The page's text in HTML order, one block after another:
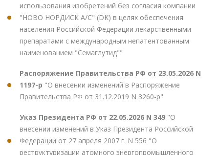
использования изобретений без согласия компании
"НОВО НОРДИСК А/С" (DK) в целях обеспечения
населения Российской Федерации лекарственными
препаратами с международным непатентованным
наименованием "Семаглутид""
Распоряжение Правительства РФ от 23.05.2026 N
1197-р "О внесении изменений в Распоряжение
Правительства РФ от 31.12.2019 N 3260-р"
Указ Президента РФ от 22.05.2026 N 349 "О
внесении изменений в Указ Президента Российской
Федерации от 27 апреля 2007 г. N 556 "О
реструктуризации атомного энергопромышленного